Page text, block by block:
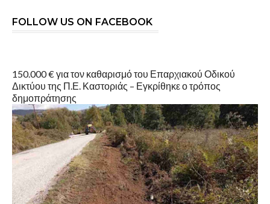
FOLLOW US ON FACEBOOK
150.000 € για τον καθαρισμό του Επαρχιακού Οδικού
Δικτύου της Π.Ε. Καστοριάς – Εγκρίθηκε ο τρόπος
δημοπράτησης